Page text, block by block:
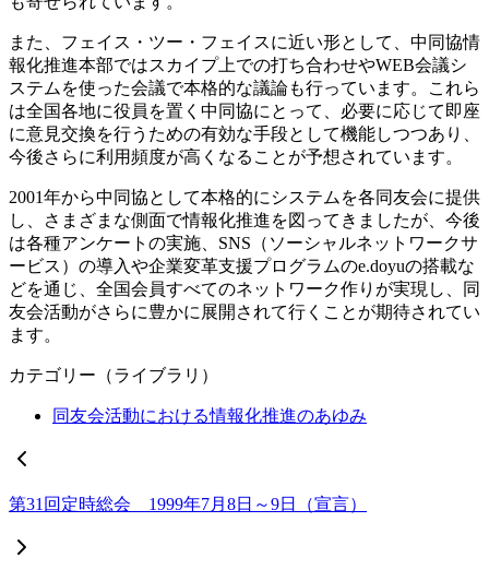
また、フェイス・ツー・フェイスに近い形として、中同協情
報化推進本部ではスカイプ上での打ち合わせやWEB会議シ
ステムを使った会議で本格的な議論も行っています。これら
は全国各地に役員を置く中同協にとって、必要に応じて即座
に意見交換を行うための有効な手段として機能しつつあり、
今後さらに利用頻度が高くなることが予想されています。
2001年から中同協として本格的にシステムを各同友会に提供
し、さまざまな側面で情報化推進を図ってきましたが、今後
は各種アンケートの実施、SNS（ソーシャルネットワークサ
ービス）の導入や企業変革支援プログラムのe.doyuの搭載な
どを通じ、全国会員すべてのネットワーク作りが実現し、同
友会活動がさらに豊かに展開されて行くことが期待されてい
ます。
カテゴリー（ライブラリ）
同友会活動における情報化推進のあゆみ
第31回定時総会 1999年7月8日～9日（宣言）